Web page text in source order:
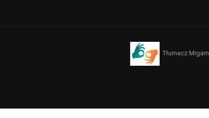
Tłumacz Migam